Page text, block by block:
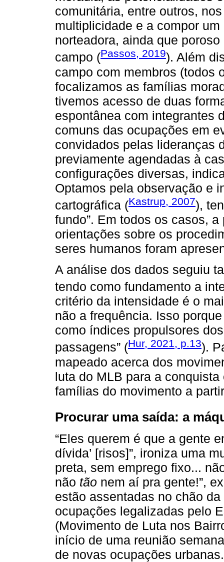
comunitária, entre outros,
multiplicidade e a compor
norteadora, ainda que
campo (Passos, 2019). Além
campo com membros (todos
focalizamos as famílias
tivemos acesso de duas
espontânea com integrantes
comuns das ocupações em
convidados pelas lideranças
previamente agendadas à
configurações diversas,
Optamos pela observação e
cartográfica (Kastrup, 2007),
fundo”. Em todos os casos,
orientações sobre os
seres humanos foram
A análise dos dados seguiu
tendo como fundamento a
critério da intensidade é o
não a frequência. Isso
como índices propulsores
passagens” (Hur, 2021, p.13).
mapeado acerca dos
luta do MLB para a
famílias do movimento a
Procurar uma saída: a
“Eles querem é que a gente
dívida’ [risos]”, ironiza uma
preta, sem emprego fixo...
não tão nem aí pra gente!”,
estão assentadas no chão
ocupações legalizadas pelo
(Movimento de Luta nos
início de uma reunião
de novas ocupações